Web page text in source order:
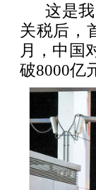
这是
关税后，
月，中国
破8000亿